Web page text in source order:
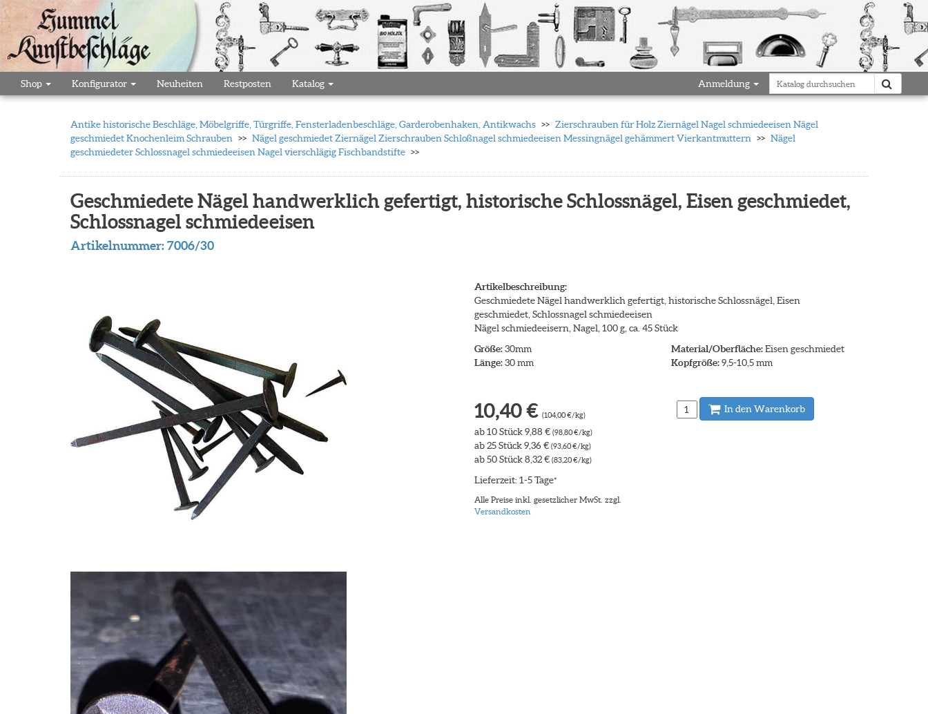
Shop Konfigurator Neuheiten Restposten Katalog Anmeldung
Antike historische Beschläge, Möbelgriffe, Türgriffe, Fensterladenbeschläge, Garderobenhaken, Antikwachs
Zierschrauben für Holz Ziernägel Nagel schmiedeeisen Nägel
geschmiedet Knochenleim Schrauben
Nägel geschmiedet Ziernägel Zierschrauben Schloßnagel schmiedeeisen Messingnägel gehämmert Vierkantmuttern
Nägel
geschmiedeter Schlossnagel schmiedeeisen Nagel vierschlägig Fischbandstifte
Geschmiedete Nägel handwerklich gefertigt, historische Schlossnägel, Eisen geschmiedet,
Schlossnagel schmiedeeisen
Artikelnummer:7006/30
Artikelbeschreibung:
Geschmiedete Nägel handwerklich gefertigt, historische Schlossnägel, Eisen
geschmiedet, Schlossnagel schmiedeeisen
Nägel schmiedeeisern, Nagel, 100 g, ca. 45 Stück
Größe:30mm
Länge:30 mm
Material/Oberfläche:Eisen geschmiedet
Kopfgröße:9,5-10,5 mm
10,40 € (104,00 €/kg)
ab 10 Stück 9,88 € (98,80 €/kg)
ab 25 Stück 9,36 € (93,60 €/kg)
ab 50 Stück 8,32 € (83,20 €/kg)
Lieferzeit: 1-5 Tage*
Alle Preise inkl. gesetzlicher MwSt. zzgl.
Versandkosten
In den Warenkorb